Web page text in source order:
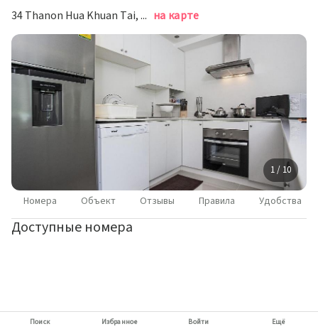
34 Thanon Hua Khuan Tai, Камала Бич на карте
1 / 10
Номера Объект Отзывы Правила Удобства
Доступные номера
Поиск Избранное Войти Ещё